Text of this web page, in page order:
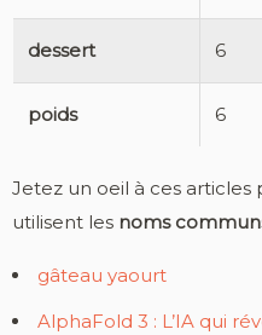
dessert 6
poids 6
Jetez un oeil à ces articles
utilisent les noms
gâteau yaourt
AlphaFold 3 : L’IA qui